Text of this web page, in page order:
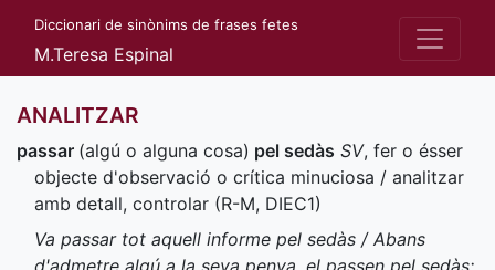
Diccionari de sinònims de frases fetes
M.Teresa Espinal
ANALITZAR
passar (algú o alguna cosa) pel sedàs SV, fer o ésser
objecte d'observació o crítica minuciosa / analitzar
amb detall, controlar (R-M, DIEC1)
Va passar tot aquell informe pel sedàs / Abans
d'admetre algú a la seva penya, el passen pel sedàs;